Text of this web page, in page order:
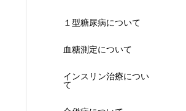
１型糖尿病について
血糖測定について
インスリン治療につい
て